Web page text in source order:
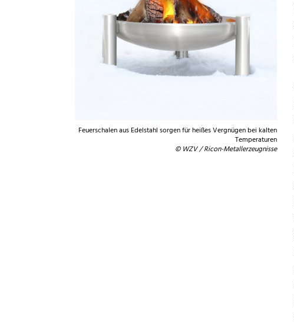
Feuerschalen aus Edelstahl sorgen für heißes Vergnügen bei kalten
Temperaturen
© WZV / Ricon-Metallerzeugnisse